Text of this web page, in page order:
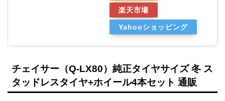
楽天市場
Yahooショッピング
チェイサー（Q-LX80）純正タイヤサイズ 冬 ス
タッドレスタイヤ+ホイール4本セット 通販